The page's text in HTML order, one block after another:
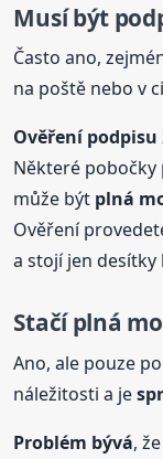
Musí být
Často ano,
na poště nebo v
Ověření podpisu
Některé pobočky
může být plná
Ověření
a stojí jen desítky
Stačíplná
Ano, ale pouze
náležitosti a je
Problém bývá,